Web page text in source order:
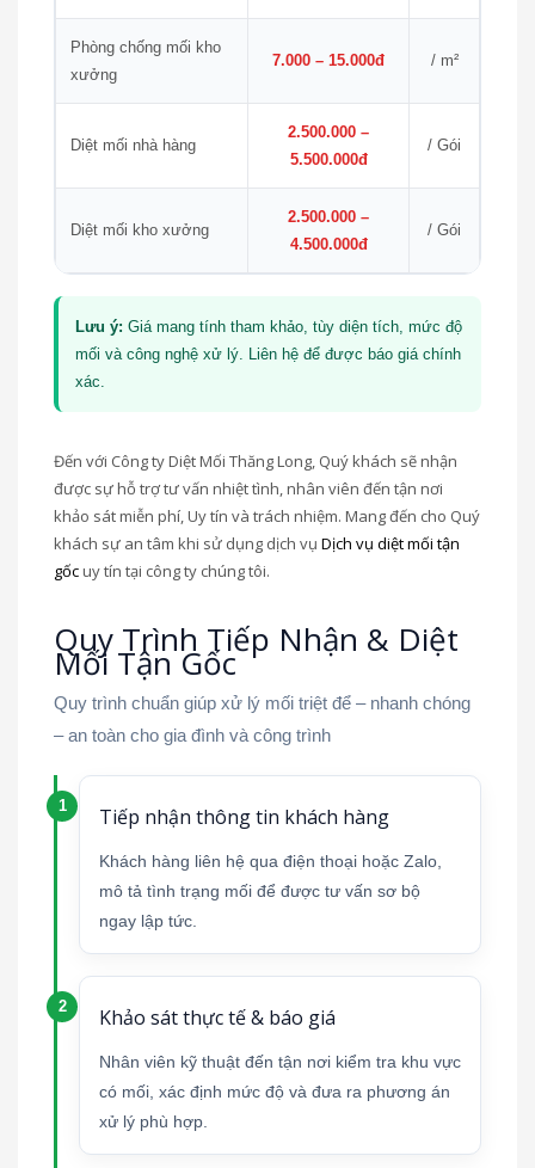
Phòng chống mối kho
xưởng
7.000 – 15.000đ / m²
Diệt mối nhà hàng
2.500.000 –
5.500.000đ
/ Gói
Diệt mối kho xưởng
2.500.000 –
4.500.000đ
/ Gói
Lưu ý: Giá mang tính tham khảo, tùy diện tích, mức độ
mối và công nghệ xử lý. Liên hệ để được báo giá chính
xác.
Đến với Công ty Diệt Mối Thăng Long, Quý khách sẽ nhận
được sự hỗ trợ tư vấn nhiệt tình, nhân viên đến tận nơi
khảo sát miễn phí, Uy tín và trách nhiệm. Mang đến cho Quý
khách sự an tâm khi sử dụng dịch vụ Dịch vụ diệt mối tận
gốcuy tín tại công ty chúng tôi.
Quy Trình Tiếp Nhận & Diệt
Mối Tận Gốc
Quy trình chuẩn giúp xử lý mối triệt để – nhanh chóng
– an toàn cho gia đình và công trình
Tiếp nhận thông tin khách hàng
Khách hàng liên hệ qua điện thoại hoặc Zalo,
mô tả tình trạng mối để được tư vấn sơ bộ
ngay lập tức.
Khảo sát thực tế & báo giá
Nhân viên kỹ thuật đến tận nơi kiểm tra khu vực
có mối, xác định mức độ và đưa ra phương án
xử lý phù hợp.